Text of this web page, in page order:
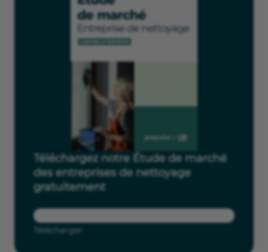
Téléchargez notre Étude de marché
des entreprises de nettoyage
gratuitement
Télécharger